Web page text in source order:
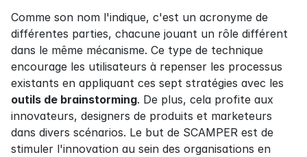
Comme son nom l'indique, c'est un acronyme de
différentes parties, chacune jouant un rôle différent
dans le même mécanisme. Ce type de technique
encourage les utilisateurs à repenser les processus
outils de brainstorming. De plus, cela profite aux
innovateurs, designers de produits et marketeurs
dans divers scénarios. Le but de SCAMPER est de
stimuler l'innovation au sein des organisations en